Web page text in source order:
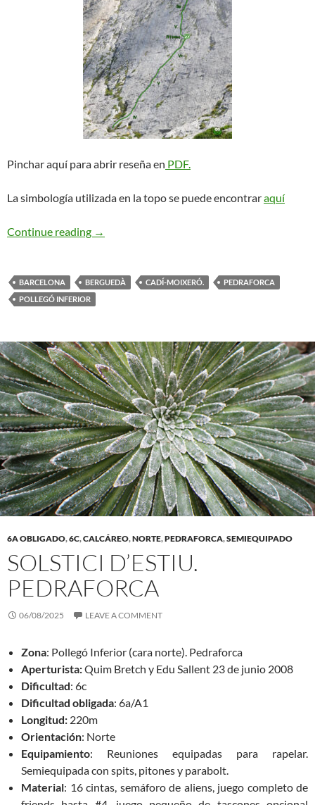
Pinchar aquí para abrir reseña en PDF.
La simbología utilizada en la topo se puede encontraraquí
Continue reading Cami del Tro. Pedraforca
→
BARCELONA BERGUEDÀ CADÍ-MOIXERÓ.
PEDRAFORCA
POLLEGÓ INFERIOR
6A OBLIGADO,6C,CALCÁREO,NORTE,PEDRAFORCA,SEMIEQUIPADO
SOLSTICI D’ESTIU.
PEDRAFORCA
06/08/2025 LEAVE A COMMENT
Zona: Pollegó Inferior (cara norte). Pedraforca
Aperturista:Quim Bretch y Edu Sallent 23 de junio 2008
Dificultad: 6c
Dificultad obligada: 6a/A1
Longitud: 220m
Orientación: Norte
Equipamiento: Reuniones equipadas para rapelar.
Semiequipada con spits, pitones y parabolt.
Material: 16 cintas, semáforo de aliens, juego completo de